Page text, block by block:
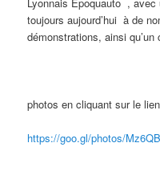
toujours aujourd’hui à de
démonstrations, ainsi
photos en cliquant sur le lien
https://goo.gl/photos/